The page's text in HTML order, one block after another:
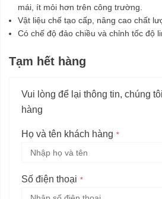
mái, ít mỏi hơn trên công trường.
Vật liệu chế tạo cấp, nâng cao chất
Có chế độ đảo chiều và chỉnh tốc độ
Tạm hết hàng
Vui lòng để lại thông tin, chúng
hàng
Họ và tên khách hàng
Số điện thoại